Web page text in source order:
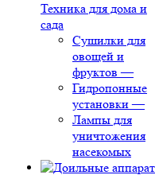
Техника для дома и
сада
Сушилки для
овощей и
фруктов —
Гидропонные
установки —
Лампы для
уничтожения
насекомых